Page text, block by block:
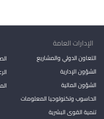
الإدارات العامة
التعاون الدولي والمشاريع
الشؤون الإدارية
الشؤون المالية
الحاسوب وتكنولوجيا المعلومات
تنمية القوى البشرية